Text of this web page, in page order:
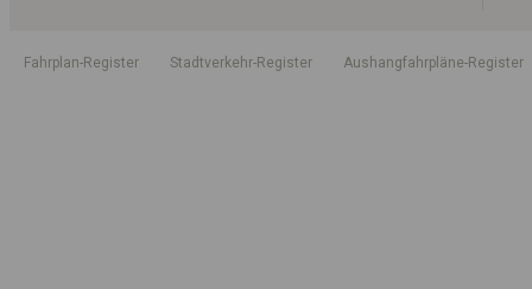
Fahrplan-Register Stadtverkehr-Register Aushangfahrpläne-Register